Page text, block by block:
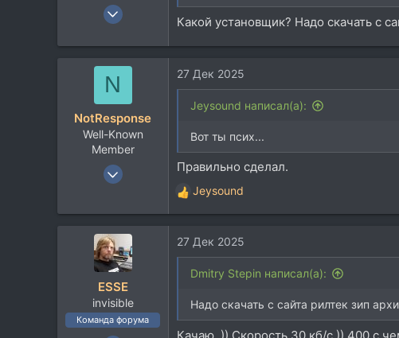
12 Янв 2004
14.126
t.me
Какой установщик? Надо скачать с
N
NotResponse
Well-Known
Member
30 Авг 2021
113
27 Дек 2025
Jeysound написал(а):
Вот ты псих...
Правильно сделал.
Р
е
к
ц
Jeysound
ESSE
invisible
Команда форума
27 Дек 2025
Dmitry Stepin написал(а):
Надо скачать с сайта рилтек зип